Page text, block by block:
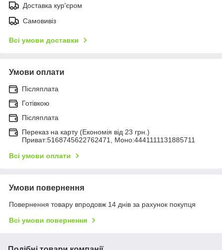
Доставка кур'єром
Самовивіз
Всі умови доставки
Умови оплати
Післяплата
Готівкою
Післяплата
Переказ на карту (Економія від 23 грн.)
Приват:5168745622762471, Моно:4441111131885711
Всі умови оплати
Умови повернення
Повернення товару впродовж 14 днів за рахунок покупця
Всі умови повернення